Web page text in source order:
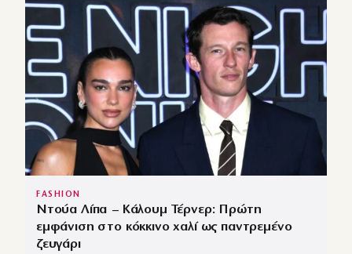
FASHION
Ντούα Λίπα – Κάλουμ Τέρνερ: Πρώτη
εμφάνιση στο κόκκινο χαλί ως παντρεμένο
ζευγάρι